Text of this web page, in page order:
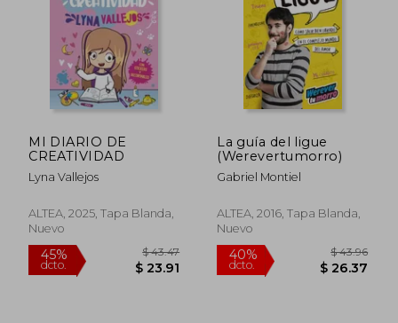
MI DIARIO DE
CREATIVIDAD
Lyna Vallejos
ALTEA, 2025, Tapa Blanda,
Nuevo
La guía del ligue
(Werevertumorro)
Gabriel Montiel
ALTEA, 2016, Tapa Blanda,
Nuevo